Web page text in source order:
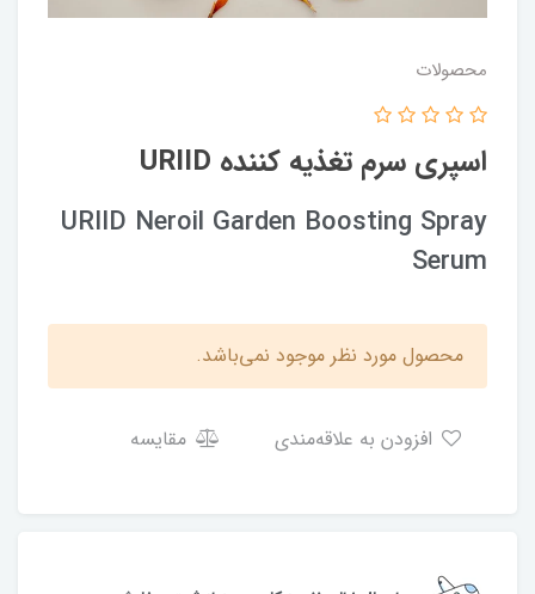
محصولات
اسپری سرم تغذیه کننده URIID
URIID Neroil Garden Boosting Spray
Serum
محصول مورد نظر موجود نمی‌باشد.
مقایسه